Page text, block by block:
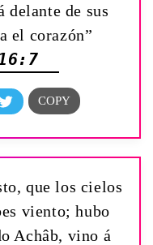
delante de sus
el corazón”
que los cielos
viento; hubo
Achâb, vino á